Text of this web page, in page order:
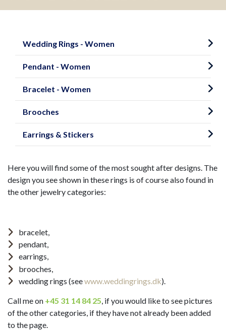
navigation
Wedding Rings - Women
Pendant - Women
Bracelet - Women
Brooches
Earrings & Stickers
Here you will find some of the most sought after designs. The
design you see shown in these rings is of course also found in
the other jewelry categories:
bracelet,
pendant,
earrings,
brooches
wedding rings (seewww.weddingrings.dk).
Call me on +45 31 14 84 25, if you would like to see pictures
of the other categories, if they have not already been added
to the page.